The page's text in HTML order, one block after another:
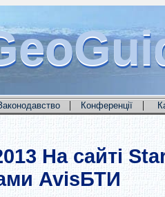
| Конференції |
На сайті
AvisБТИ